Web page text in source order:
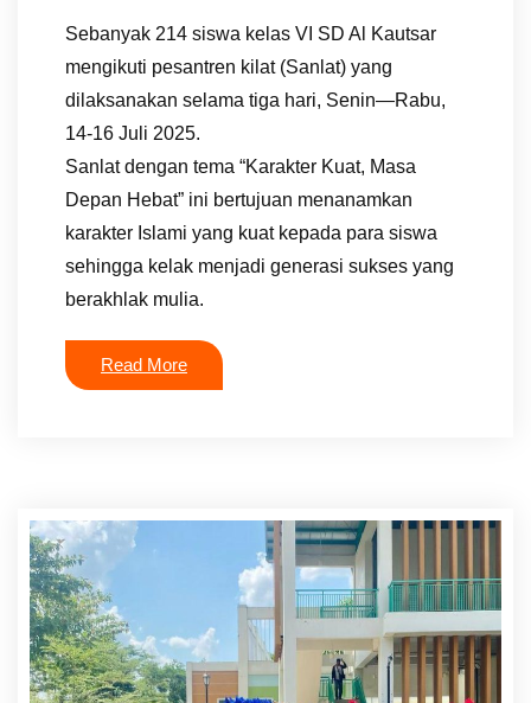
Sebanyak 214 siswa kelas VI SD Al Kautsar
mengikuti pesantren kilat (Sanlat) yang
dilaksanakan selama tiga hari, Senin—Rabu,
14-16 Juli 2025.
Sanlat dengan tema “Karakter Kuat, Masa
Depan Hebat” ini bertujuan menanamkan
karakter Islami yang kuat kepada para siswa
sehingga kelak menjadi generasi sukses yang
berakhlak mulia.
Read More